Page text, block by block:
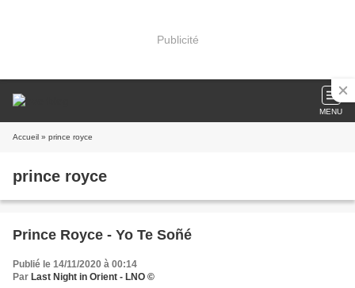
Publicité
MENU
Accueil » prince royce
prince royce
Prince Royce - Yo Te Soñé
Publié le 14/11/2020 à 00:14
Par Last Night in Orient - LNO ©